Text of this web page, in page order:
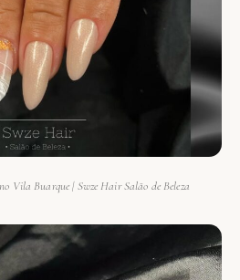
Vila Buarque | Swze Hair Salão de Beleza